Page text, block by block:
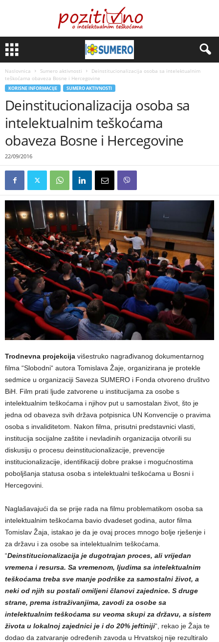
Naslovnica Sumero aktivnosti
Deinstitucionalizacija osoba sa intelektualnim
teškoćama obaveza Bosne i Hercegovine
KORISNE INFORMACIJE SUMERO AKTIVNOSTI
Deinstitucionalizacija osoba sa
intelektualnim teškoćama
obaveza Bosne i Hercegovine
22/09/2016
Trodnevna projekcija višestruko nagrađivanog dokumentarnog
filma “Slobodni“ autora Tomislava Žaje, organizirana je protekle
sedmice u organizaciji Saveza SUMERO i Fonda otvoreno društvo
BiH. Film prati ljude zatvorene u institucijama za osobe s
intelektualnim teškoćama i njihov put u samostalan život, što je
jedna od obaveza svih država potpisnica UN Konvencije o pravima
osoba s invaliditetom. Nakon filma, prisutni predstavnici vlasti,
institucija socijalne zaštite i nevladinih organizacija otvorili su
diskusiju o procesu deinstitucionalizacije, prevencije
institucionalizacije, identifikaciji dobre prakse i mogućnostima
poboljšanja statusa osoba s intelektualni teškoćama u Bosni i
Hercegovini.
Naglašavajući da se prije rada na filmu problematikom osoba sa
intelektualnim teškoćama bavio dvadeset godina, autor filma
Tomislav Žaja, istakao je da je ovaj proces mnogo bolje rješenje i
za državu i za osobe sa intelektualnim teškoćama.
“Deinstitucionalizacija je dugotrajan proces, ali vrijedan
vremena i resursa. Sa vremenom, ljudima sa intelektualnim
teškoćama treba sve manje podrške za samostalni život, a
neki od njih su postali omiljeni članovi zajednice. S druge
strane, prema istraživanjima, zavodi za osobe sa
intelektualnim teškoćama su veoma skupi za državu, a sistem
života u lokalnoj zajednici je i do 20% jeftiniji“, rekao je Žaja te
dodao da zatvaranje određenih zavoda u Hrvatskoj nije rezultiralo